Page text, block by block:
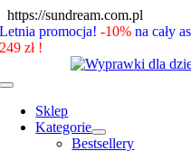
https://sundream.com.pl
to
Letnia promocja!-10% na cały
249 zł !
Toggle
Navigation
Sklep
Kategorie
Bestsellery